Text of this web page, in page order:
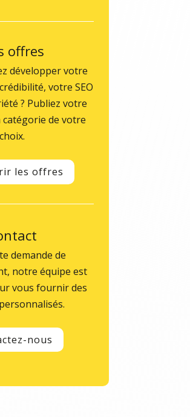
offres
développer votre
votre SEO
? Publiez votre
catégorie de votre
choix.
les offres
demande de
notre équipe est
vous fournir des
nous